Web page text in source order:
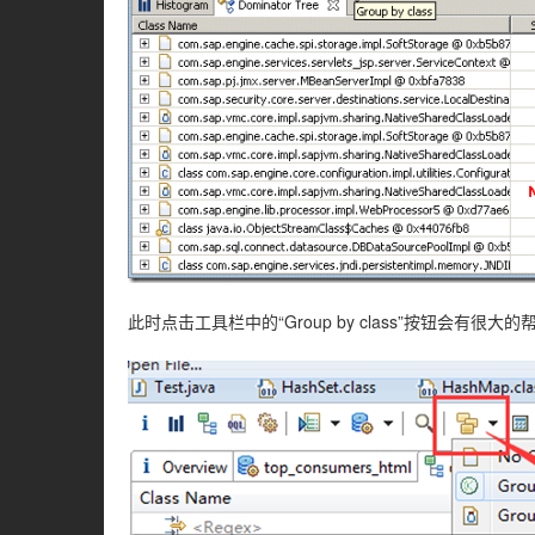
此时点击工具栏中的“Group by class”按钮会有很大的